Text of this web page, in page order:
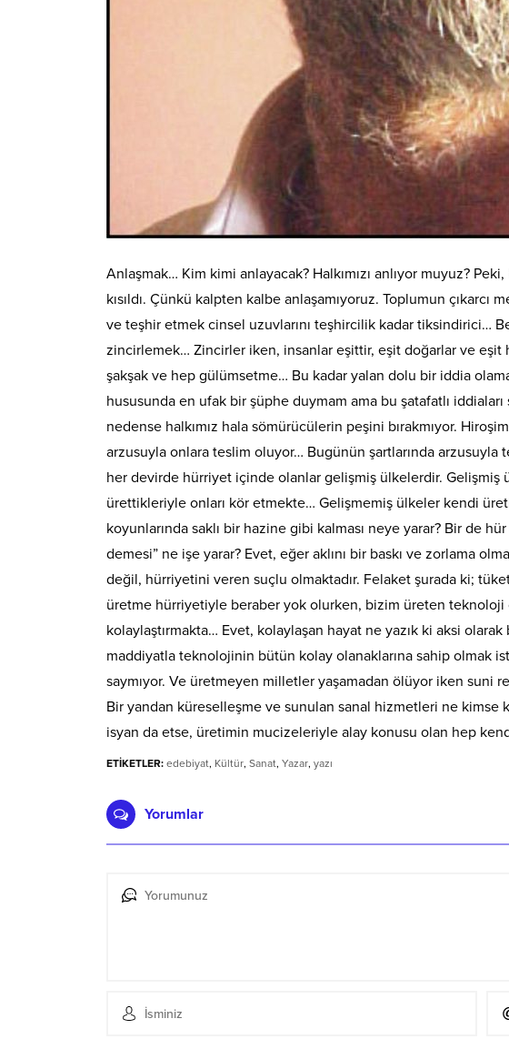
Anlaşmak… Kim kimi anlayacak? Halkımızı anlıyor muyuz?
kısıldı. Çünkü kalpten kalbe anlaşamıyoruz. Toplumun
ve teşhir etmek cinsel uzuvlarını teşhircilik kadar tiksindirici…
zincirlemek… Zincirler iken, insanlar eşittir, eşit doğarlar ve eşit
şakşak ve hep gülümsetme… Bu kadar yalan dolu bir iddia
hususunda en ufak bir şüphe duymam ama bu şatafatlı iddiaları
nedense halkımız hala sömürücülerin peşini bırakmıyor.
arzusuyla onlara teslim oluyor… Bugünün şartlarında arzusuyla
her devirde hürriyet içinde olanlar gelişmiş ülkelerdir. Gelişmiş
ürettikleriyle onları kör etmekte… Gelişmemiş ülkeler kendi
koyunlarında saklı bir hazine gibi kalması neye yarar? Bir de
demesi” ne işe yarar? Evet, eğer aklını bir baskı ve zorlama
değil, hürriyetini veren suçlu olmaktadır. Felaket şurada ki;
üretme hürriyetiyle beraber yok olurken, bizim üreten teknoloji
kolaylaştırmakta… Evet, kolaylaşan hayat ne yazık ki aksi
maddiyatla teknolojinin bütün kolay olanaklarına sahip olmak
saymıyor. Ve üretmeyen milletler yaşamadan ölüyor iken suni
Bir yandan küreselleşme ve sunulan sanal hizmetleri ne
isyan da etse, üretimin mucizeleriyle alay konusu olan hep
ETİKETLER: edebiyat, Kültür, Sanat, Yazar, yazı
Yorumlar